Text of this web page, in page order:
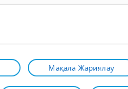
Мақала Жариялау